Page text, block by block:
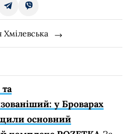
Хмілевська
у Броварах
основний